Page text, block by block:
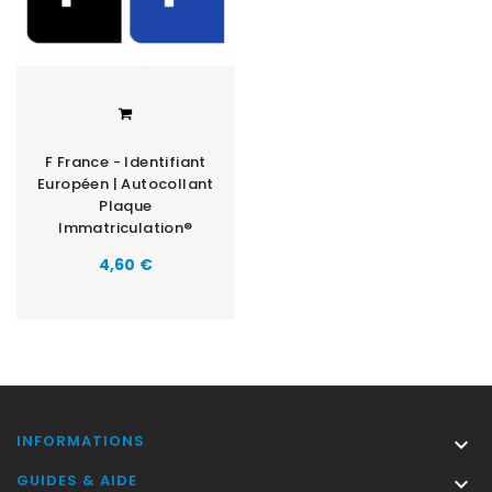
F France - Identifiant
Européen | Autocollant
Plaque
Immatriculation®
Prix
4,60 €
INFORMATIONS 
GUIDES & AIDE 